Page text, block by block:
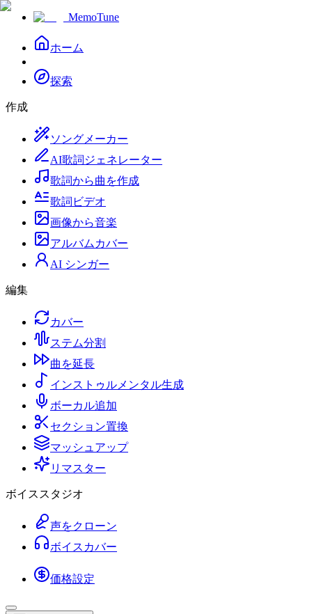
MemoTune
ホーム
探索
作成
ソングメーカー
AI歌詞ジェネレーター
歌詞から曲を作成
歌詞ビデオ
画像から音楽
アルバムカバー
AI シンガー
編集
カバー
ステム分割
曲を延長
インストゥルメンタル生成
ボーカル追加
セクション置換
マッシュアップ
リマスター
ボイススタジオ
声をクローン
ボイスカバー
価格設定